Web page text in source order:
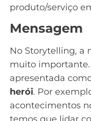
produto/serviço
Mensagem
No Storytelling, a
muito
apresentada
herói. Por
acontecimentos